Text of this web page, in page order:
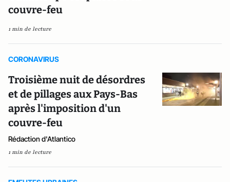
couvre-feu
1 min de lecture
CORONAVIRUS
Troisième nuit de désordres
et de pillages aux Pays-Bas
après l'imposition d'un
couvre-feu
Rédaction d'Atlantico
1 min de lecture